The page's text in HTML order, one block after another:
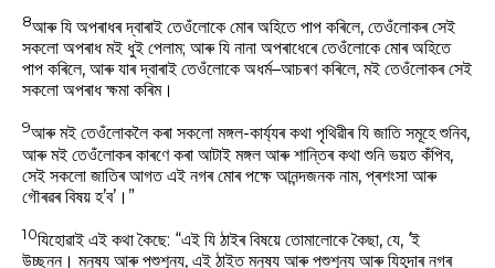
8আৰু যি অপৰাধৰ দ্বাৰাই তেওঁলোকে মোৰ অহিতে পাপ কৰিলে, তেওঁলোকৰ সেই
সকলো অপৰাধ মই ধুই পেলাম; আৰু যি নানা অপৰাধেৰে তেওঁলোকে মোৰ অহিতে
পাপ কৰিলে, আৰু যাৰ দ্বাৰাই তেওঁলোকে অধৰ্ম–আচৰণ কৰিলে, মই তেওঁলোকৰ সেই
সকলো অপৰাধ ক্ষমা কৰিম।
9আৰু মই তেওঁলোকলৈ কৰা সকলো মঙ্গল-কাৰ্য্যৰ কথা পৃথিৱীৰ যি জাতি সমূহে শুনিব,
আৰু মই তেওঁলোকৰ কাৰণে কৰা আটাই মঙ্গল আৰু শান্তিৰ কথা শুনি ভয়ত কঁপিব,
সেই সকলো জাতিৰ আগত এই নগৰ মোৰ পক্ষে আনন্দজনক নাম, প্ৰশংসা আৰু
গৌৰৱৰ বিষয় হ’ব’।”
10যিহোৱাই এই কথা কৈছে: “এই যি ঠাইৰ বিষয়ে তোমালোকে কৈছা, যে, ‘ই
উচ্ছন্ন। মনুষ্য আৰু পশুশূন্য, এই ঠাইত মনুষ্য আৰু পশুশূন্য আৰু যিহূদাৰ নগৰ